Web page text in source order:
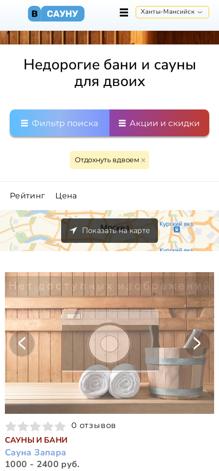
Ханты-Мансийск
Недорогие бани и сауны
для двоих
Фильтр поиска Акции и скидки
Отдохнуть вдвоем
Рейтинг Цена
Показать на карте
0 отзывов
САУНЫ И БАНИ
Сауна Запара
1000 - 2400 руб.